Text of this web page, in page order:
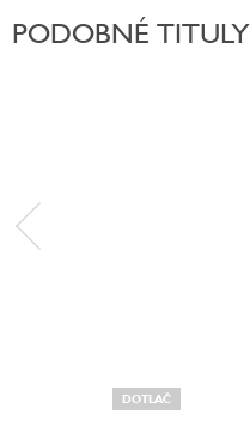
PODOBNÉ TITULY
DOTLAČ